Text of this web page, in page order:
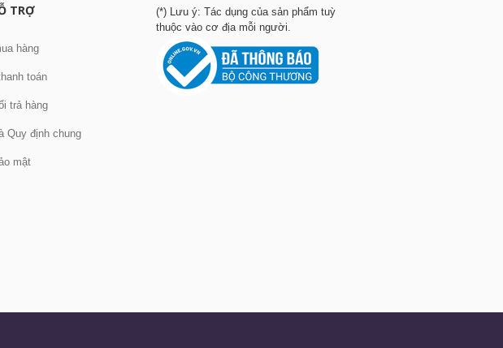
TRỢ
hàng
toán
trả hàng
Quy định chung
mật
(*) Lưu ý: Tác dụng của sản phẩm tuỳ
thuộc vào cơ địa mỗi người.